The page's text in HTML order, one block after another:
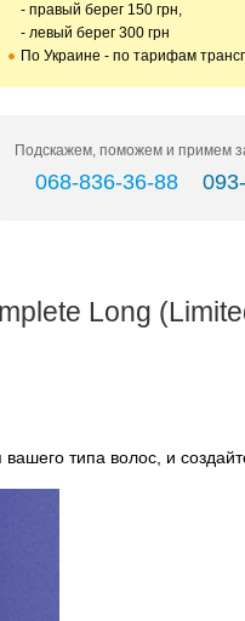
- правый берег 150 грн,
- левый берег 300 грн
По Украине - по тарифам
Подскажем, поможем и примем
068-836-36-88
Long
типа волос, и